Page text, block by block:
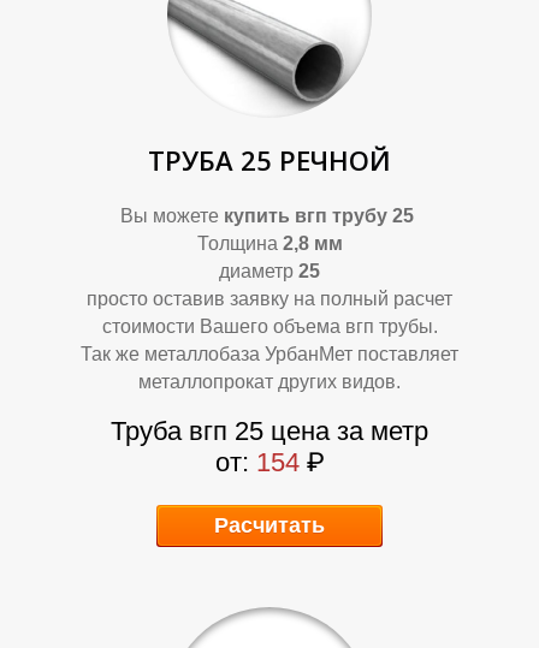
О
ТРУБА 25 РЕЧНОЙ
Вы можете купить вгп трубу 25
Толщина 2,8 мм
диаметр 25
просто оставив заявку на полный расчет
стоимости Вашего объема вгп трубы.
Так же металлобаза УрбанМет поставляет
металлопрокат других видов.
Труба вгп 25 цена за метр
от: 154 ₽
Расчитать
О